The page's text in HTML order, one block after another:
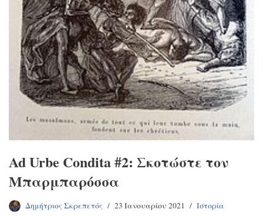
Ad Urbe Condita #2: Σκοτώστε τον
Μπαρμπαρόσσα
Δημήτριος Σκρεπετός 23 Ιανουαρίου 2021 Ιστορία